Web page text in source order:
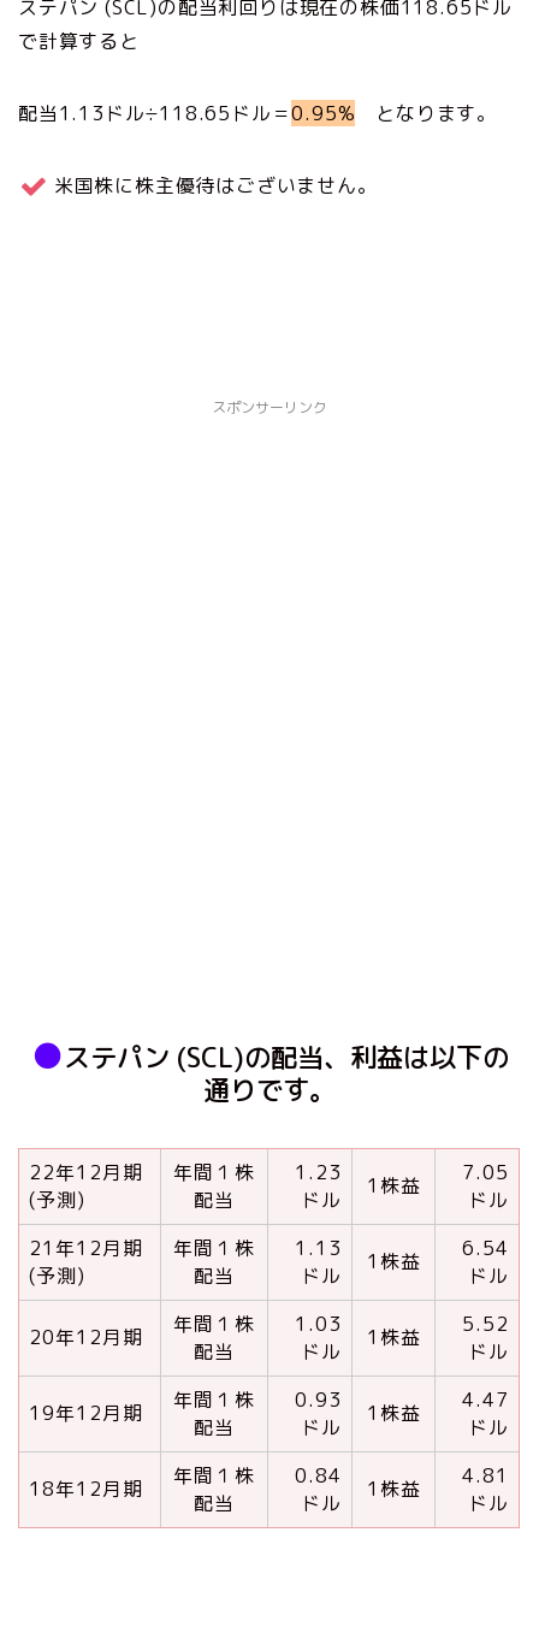
ステパン (SCL)の配当利回りは現在の株価118.65ドル
で計算すると
配当1.13ドル÷118.65ドル＝0.95% となります。
米国株に株主優待はございません。
スポンサーリンク
●ステパン (SCL)の配当、利益は以下の
通りです。
22年12月期
(予測)
年間１株
配当
1.23
ドル
1株益
7.05
ドル
21年12月期
(予測)
年間１株
配当
1.13
ドル
1株益
6.54
ドル
20年12月期
年間１株
配当
1.03
ドル
1株益
5.52
ドル
19年12月期
年間１株
配当
0.93
ドル
1株益
4.47
ドル
18年12月期
年間１株
配当
0.84
ドル
1株益
4.81
ドル